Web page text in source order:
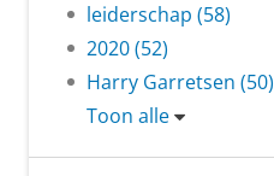
leiderschap (58)
2020 (52)
Harry Garretsen (50)
Toon alle